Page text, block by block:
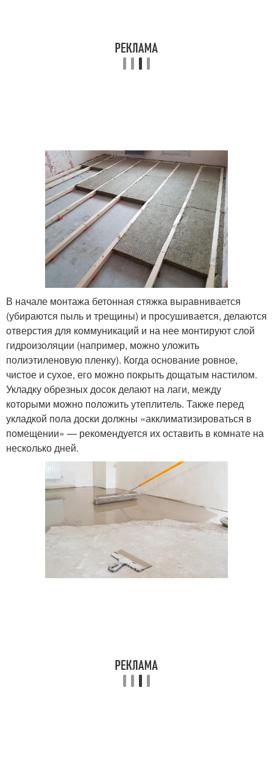
В начале монтажа бетонная стяжка выравнивается
(убираются пыль и трещины) и просушивается, делаются
отверстия для коммуникаций и на нее монтируют слой
гидроизоляции (например, можно уложить
полиэтиленовую пленку). Когда основание ровное,
чистое и сухое, его можно покрыть дощатым настилом.
Укладку обрезных досок делают на лаги, между
которыми можно положить утеплитель. Также перед
укладкой пола доски должны «акклиматизироваться в
помещении» — рекомендуется их оставить в комнате на
несколько дней.